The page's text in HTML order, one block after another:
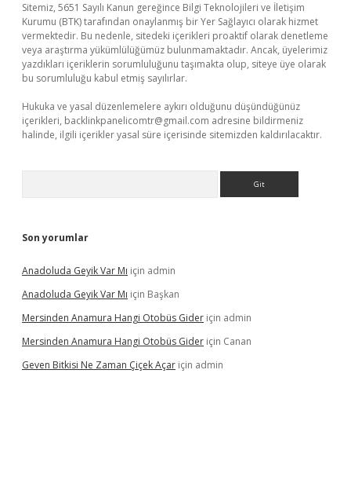
Sitemiz, 5651 Sayılı Kanun gereğince Bilgi Teknolojileri ve İletişim
Kurumu (BTK) tarafından onaylanmış bir Yer Sağlayıcı olarak hizmet
vermektedir. Bu nedenle, sitedeki içerikleri proaktif olarak denetleme
veya araştırma yükümlülüğümüz bulunmamaktadır. Ancak, üyelerimiz
yazdıkları içeriklerin sorumluluğunu taşımakta olup, siteye üye olarak
bu sorumluluğu kabul etmiş sayılırlar.
Hukuka ve yasal düzenlemelere aykırı olduğunu düşündüğünüz
içerikleri, backlinkpanelicomtr@gmail.com adresine bildirmeniz
halinde, ilgili içerikler yasal süre içerisinde sitemizden kaldırılacaktır.
Son yorumlar
Anadoluda Geyik Var Mı için admin
Anadoluda Geyik Var Mı için Başkan
Mersinden Anamura Hangi Otobüs Gider için admin
Mersinden Anamura Hangi Otobüs Gider için Canan
Geven Bitkisi Ne Zaman Çiçek Açar için admin